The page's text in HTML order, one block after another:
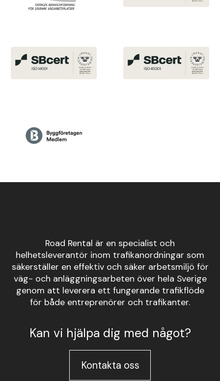
Road Rental är en specialist och
helhetsleverantör inom trafikanordningar som
säkerställer en effektiv och säker arbetsmiljö för
väg- och anläggningsarbeten över hela Sverige
genom att leverera ett fungerande trafikflöde
för både entreprenörer och trafikanter.
Kan vi hjälpa dig med något?
Kontakta oss